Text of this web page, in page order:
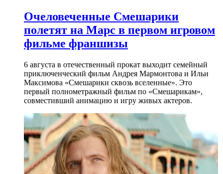
Очеловеченные Смешарики
полетят на Марс в первом игровом
фильме франшизы
6 августа в отечественный прокат выходит семейный
приключенческий фильм Андрея Мармонтова и Ильи
Максимова «Смешарики сквозь вселенные». Это
первый полнометражный фильм по «Смешарикам»,
совместивший анимацию и игру живых актеров.